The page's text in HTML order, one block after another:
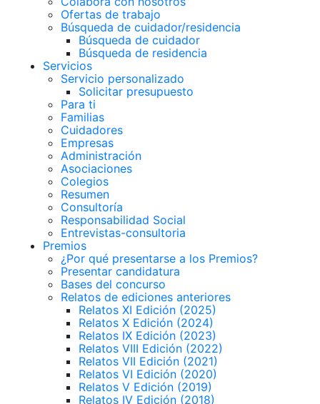
Ofertas de trabajo
Búsqueda de cuidador/residencia
Búsqueda de cuidador
Búsqueda de residencia
Servicios
Servicio personalizado
Solicitar presupuesto
Para ti
Familias
Cuidadores
Empresas
Administración
Asociaciones
Colegios
Resumen
Consultoría
Responsabilidad Social
Entrevistas-consultoria
Premios
¿Por qué presentarse a los Premios?
Presentar candidatura
Bases del concurso
Relatos de ediciones anteriores
Relatos XI Edición (2025)
Relatos X Edición (2024)
Relatos IX Edición (2023)
Relatos VIII Edición (2022)
Relatos VII Edición (2021)
Relatos VI Edición (2020)
Relatos V Edición (2019)
Relatos IV Edición (2018)